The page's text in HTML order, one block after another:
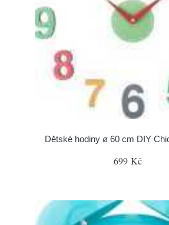
Dětské hodiny ø 60 cm DIY
699 Kč